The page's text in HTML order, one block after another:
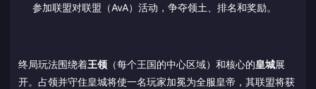
参加联盟对联盟（AvA）活动，争夺领土、排名和奖励。
终局玩法围绕着王领 （每个王国的中心区域）和核心的皇城展
开。占领并守住皇城将使一名玩家加冕为全服皇帝，其联盟将获